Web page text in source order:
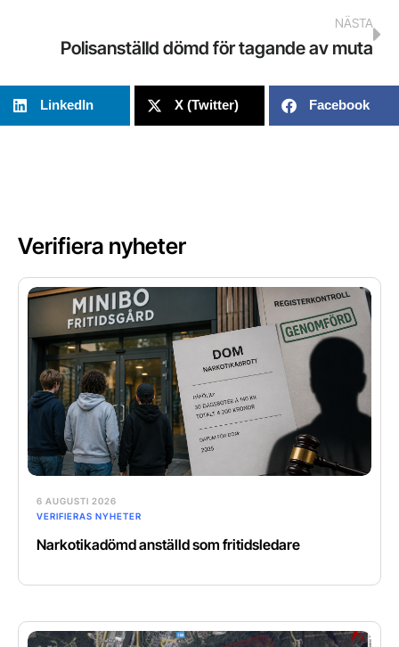
NÄSTA
Polisanställd dömd för tagande av muta
LinkedIn X (Twitter) Facebook
Verifiera nyheter
6 AUGUSTI 2026
VERIFIERAS NYHETER
Narkotikadömd anställd som fritidsledare